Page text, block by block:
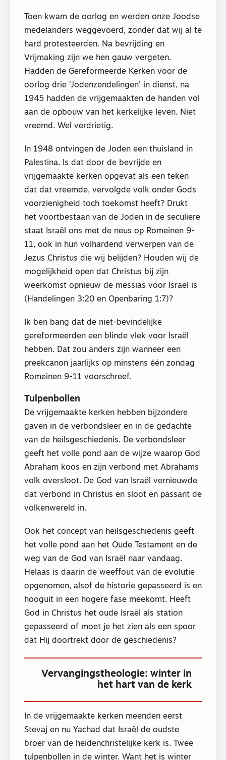
Toen kwam de oorlog en werden onze Joodse
medelanders weggevoerd, zonder dat wij al te
hard protesteerden. Na bevrijding en
Vrijmaking zijn we hen gauw vergeten.
Hadden de Gereformeerde Kerken voor de
oorlog drie ‘Jodenzendelingen’ in dienst, na
1945 hadden de vrijgemaakten de handen vol
aan de opbouw van het kerkelijke leven. Niet
vreemd. Wel verdrietig.
In 1948 ontvingen de Joden een thuisland in
Palestina. Is dat door de bevrijde en
vrijgemaakte kerken opgevat als een teken
dat dat vreemde, vervolgde volk onder Gods
voorzienigheid toch toekomst heeft? Drukt
het voortbestaan van de Joden in de seculiere
staat Israël ons met de neus op Romeinen 9-
11, ook in hun volhardend verwerpen van de
Jezus Christus die wij belijden? Houden wij de
mogelijkheid open dat Christus bij zijn
weerkomst opnieuw de messias voor Israël is
(Handelingen 3:20 en Openbaring 1:7)?
Ik ben bang dat de niet-bevindelijke
gereformeerden een blinde vlek voor Israël
hebben. Dat zou anders zijn wanneer een
preekcanon jaarlijks op minstens één zondag
Romeinen 9-11 voorschreef.
Tulpenbollen
De vrijgemaakte kerken hebben bijzondere
gaven in de verbondsleer en in de gedachte
van de heilsgeschiedenis. De verbondsleer
geeft het volle pond aan de wijze waarop God
Abraham koos en zijn verbond met Abrahams
volk oversloot. De God van Israël vernieuwde
dat verbond in Christus en sloot en passant de
volkenwereld in.
Ook het concept van heilsgeschiedenis geeft
het volle pond aan het Oude Testament en de
weg van de God van Israël naar vandaag.
Helaas is daarin de weeffout van de evolutie
opgenomen, alsof de historie gepasseerd is en
hooguit in een hogere fase meekomt. Heeft
God in Christus het oude Israël als station
gepasseerd of moet je het zien als een spoor
dat Hij doortrekt door de geschiedenis?
Vervangingstheologie: winter in
het hart van de kerk
In de vrijgemaakte kerken meenden eerst
Stevaj en nu Yachad dat Israël de oudste
broer van de heidenchristelijke kerk is. Twee
tulpenbollen in de winter. Want het is winter